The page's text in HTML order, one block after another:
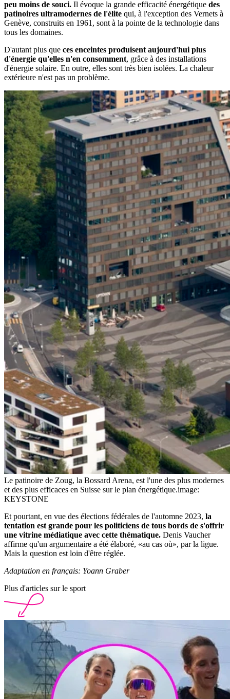
peu moins de souci. Il évoque la grande efficacité énergétique des
patinoires ultramodernes de l'élite qui, à l'exception des Vernets à
Genève, construits en 1961, sont à la pointe de la technologie dans
tous les domaines.
D'autant plus que ces enceintes produisent aujourd'hui plus
d'énergie qu'elles n'en consomment, grâce à des installations
d'énergie solaire. En outre, elles sont très bien isolées. La chaleur
extérieure n'est pas un problème.
Le patinoire de Zoug, la Bossard Arena, est l'une des plus modernes
et des plus efficaces en Suisse sur le plan énergétique.image:
KEYSTONE
Et pourtant, en vue des élections fédérales de l'automne 2023, la
tentation est grande pour les politiciens de tous bords de s'offrir
une vitrine médiatique avec cette thématique. Denis Vaucher
affirme qu'un argumentaire a été élaboré, «au cas où», par la ligue.
Mais la question est loin d'être réglée.
Adaptation en français: Yoann Graber
Plus d'articles sur le sport